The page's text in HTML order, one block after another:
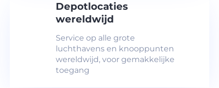
Depotlocaties
wereldwijd
Service op alle grote
luchthavens en knooppunten
wereldwijd, voor gemakkelijke
toegang